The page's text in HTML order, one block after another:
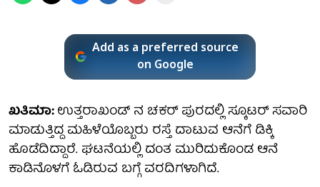
Add as a preferred source
on Google
ಖತಿಮಾ:ಉತ್ತರಾಖಂಡ್ ನ ಚಕರ್ ಪುರದಲ್ಲಿ ಸ್ಕೂಟರ್ ಸವಾರಿ
ಮಾಡುತ್ತಿದ್ದ ಮಹಿಳೆಯೊಬ್ಬರು ರಸ್ತೆ ದಾಟುವ ಆನೆಗೆ ಡಿಕ್ಕಿ
ಹೊಡೆದಿದ್ದಾರೆ. ಘಟನೆಯಲ್ಲಿ ದಂತ ಮುರಿದುಕೊಂಡ ಆನೆ
ಕಾಡಿನೊಳಗೆ ಓಡಿರುವ ಬಗ್ಗೆ ವರದಿಗಳಾಗಿದೆ.